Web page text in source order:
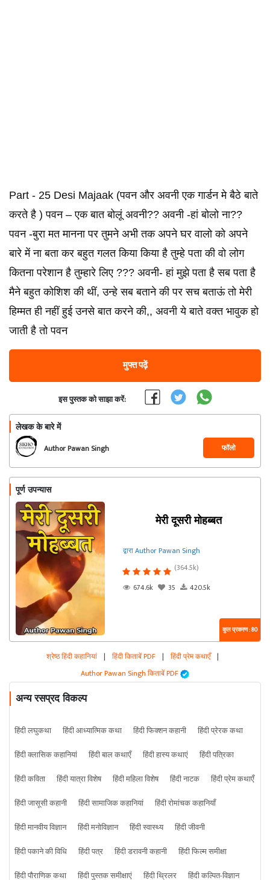
Part - 25 Desi Majaak (पवन और अवनी एक गार्डन मे बैठे बाते
करते है ) पवन – एक बात बोलूं अवनी?? अवनी -हां बोलो ना??
पवन -बुरा मत मानना पर तुमने अभी तक अपने घर वालो को अपने
बारे में ना बता कर बहुत गलत किया किया है तुम्हे पता की वो लोग
कितना परेशान है तुम्हारे लिए ??? अवनी- हां मुझे पता है सब पता है
मैने बहुत कोशिश की थीं, उन्हे सब बताने की पर सच बताऊं तो मेरी
हिम्मत ही नहीं हुई उनसे बात करने की,, अवनी ये बाते वक्त भावुक हो
जाती है तो पवन
मुफ्त पढ़ें
इस पुस्तक को साझा करें:
लेखक के बारे में
Author Pawan Singh फॉलो
पूर्ण उपन्यास
मेरी दूसरी मोहब्बत
द्वारा Author Pawan Singh
(364.5k)
674.6k
35 420.5k
कुल प्रकरण : 80
श्रेष्ठ हिंदी कहानियां | हिंदी किताबें PDF | हिंदी प्रेम कथाएँ |
Author Pawan Singh किताबें PDF
अन्य रसप्रद विकल्प
हिंदी लघुकथा हिंदी आध्यात्मिक कथा हिंदी फिक्शन कहानी
हिंदी प्रेरक कथा
हिंदी क्लासिक कहानियां
हिंदी बाल कथाएँ हिंदी हास्य कथाएं
हिंदी पत्रिका
हिंदी कविता
हिंदी यात्रा विशेष हिंदी महिला विशेष हिंदी नाटक
हिंदी प्रेम कथाएँ
हिंदी जासूसी कहानी
हिंदी सामाजिक कहानियां
हिंदी रोमांचक कहानियाँ
हिंदी मानवीय विज्ञान
हिंदी मनोविज्ञान हिंदी स्वास्थ्य
हिंदी जीवनी
हिंदी पकाने की विधि
हिंदी पत्र हिंदी डरावनी कहानी
हिंदी फिल्म समीक्षा
हिंदी पौराणिक कथा
हिंदी पुस्तक समीक्षाएं हिंदी थ्रिलर हिंदी कल्पित-विज्ञान